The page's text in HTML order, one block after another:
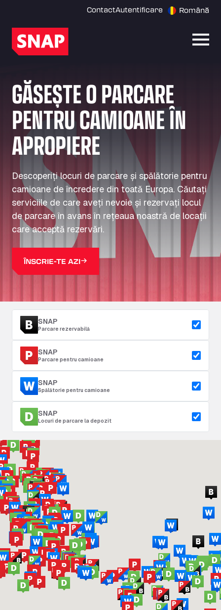
ContactAutentificare Română
GĂSEȘTE O PARCARE
PENTRU CAMIOANE ÎN
APROPIERE
Descoperiți locuri de parcare și spălătorie pentru
camioane de încredere din toată Europa. Căutați
serviciile de care aveți nevoie și rezervați locul
de parcare în avans în rețeaua noastră de locații
care acceptă rezervări.
ÎNSCRIE-TE AZI
SNAP
Parcare rezervabilă
SNAP
Parcare pentru camioane
SNAP
Spălătorie pentru camioane
SNAP
Locuri de parcare la depozit